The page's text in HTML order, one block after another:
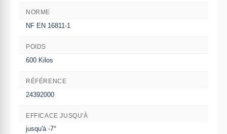
NORME
NF EN 16811-1
POIDS
600 Kilos
RÉFÉRENCE
24392000
EFFICACE JUSQU'À
jusqu'à -7°